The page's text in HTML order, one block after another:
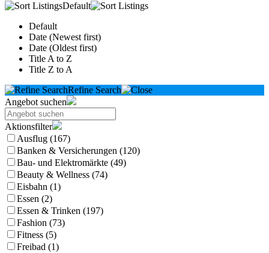
Default
Default
Date (Newest first)
Date (Oldest first)
Title A to Z
Title Z to A
Refine Search
Angebot suchen
Aktionsfilter
Ausflug (167)
Banken & Versicherungen (120)
Bau- und Elektromärkte (49)
Beauty & Wellness (74)
Eisbahn (1)
Essen (2)
Essen & Trinken (197)
Fashion (73)
Fitness (5)
Freibad (1)